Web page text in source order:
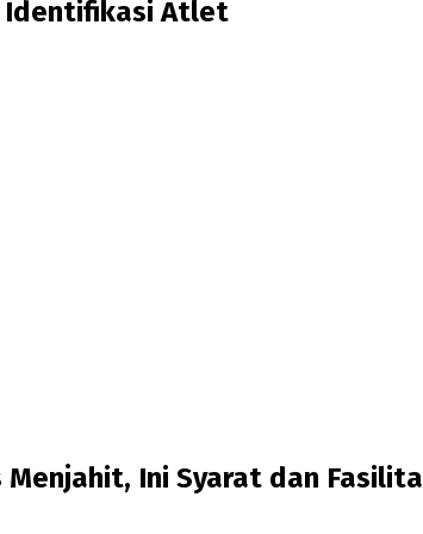
Identifikasi Atlet
Ini Syarat dan